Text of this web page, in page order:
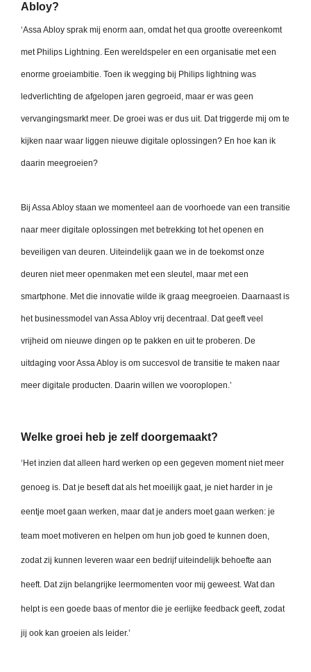
Abloy?
‘Assa Abloy sprak mij enorm aan, omdat het qua grootte overeenkomt
met Philips Lightning. Een wereldspeler en een organisatie met een
enorme groeiambitie. Toen ik wegging bij Philips lightning was
ledverlichting de afgelopen jaren gegroeid, maar er was geen
vervangingsmarkt meer. De groei was er dus uit. Dat triggerde mij om te
kijken naar waar liggen nieuwe digitale oplossingen? En hoe kan ik
daarin meegroeien?
Bij Assa Abloy staan we momenteel aan de voorhoede van een transitie
naar meer digitale oplossingen met betrekking tot het openen en
beveiligen van deuren. Uiteindelijk gaan we in de toekomst onze
deuren niet meer openmaken met een sleutel, maar met een
smartphone. Met die innovatie wilde ik graag meegroeien. Daarnaast is
het businessmodel van Assa Abloy vrij decentraal. Dat geeft veel
vrijheid om nieuwe dingen op te pakken en uit te proberen. De
uitdaging voor Assa Abloy is om succesvol de transitie te maken naar
meer digitale producten. Daarin willen we vooroplopen.’
Welke groei heb je zelf doorgemaakt?
‘Het inzien dat alleen hard werken op een gegeven moment niet meer
genoeg is. Dat je beseft dat als het moeilijk gaat, je niet harder in je
eentje moet gaan werken, maar dat je anders moet gaan werken: je
team moet motiveren en helpen om hun job goed te kunnen doen,
zodat zij kunnen leveren waar een bedrijf uiteindelijk behoefte aan
heeft. Dat zijn belangrijke leermomenten voor mij geweest. Wat dan
helpt is een goede baas of mentor die je eerlijke feedback geeft, zodat
jij ook kan groeien als leider.’